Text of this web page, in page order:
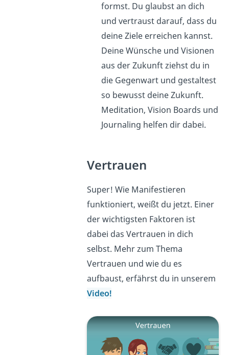
formst. Du glaubst an dich
und vertraust darauf, dass du
deine Ziele erreichen kannst.
Deine Wünsche und Visionen
aus der Zukunft ziehst du in
die Gegenwart und gestaltest
so bewusst deine Zukunft.
Meditation, Vision Boards und
Journaling helfen dir dabei.
Vertrauen
Super! Wie Manifestieren
funktioniert, weißt du jetzt. Einer
der wichtigsten Faktoren ist
dabei das Vertrauen in dich
selbst. Mehr zum Thema
Vertrauen und wie du es
aufbaust, erfährst du in unserem
Video!